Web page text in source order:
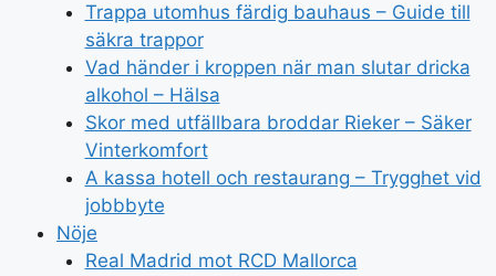
Trappa utomhus färdig bauhaus – Guide till
säkra trappor
Vad händer i kroppen när man slutar dricka
alkohol – Hälsa
Skor med utfällbara broddar Rieker – Säker
Vinterkomfort
A kassa hotell och restaurang – Trygghet vid
jobbbyte
Nöje
Real Madrid mot RCD Mallorca